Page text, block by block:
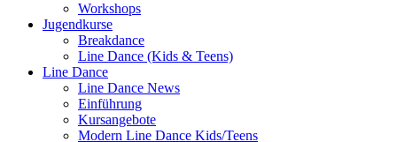
Workshops
Jugendkurse
Breakdance
Line Dance (Kids & Teens)
Line Dance
Line Dance News
Einführung
Kursangebote
Modern Line Dance Kids/Teens